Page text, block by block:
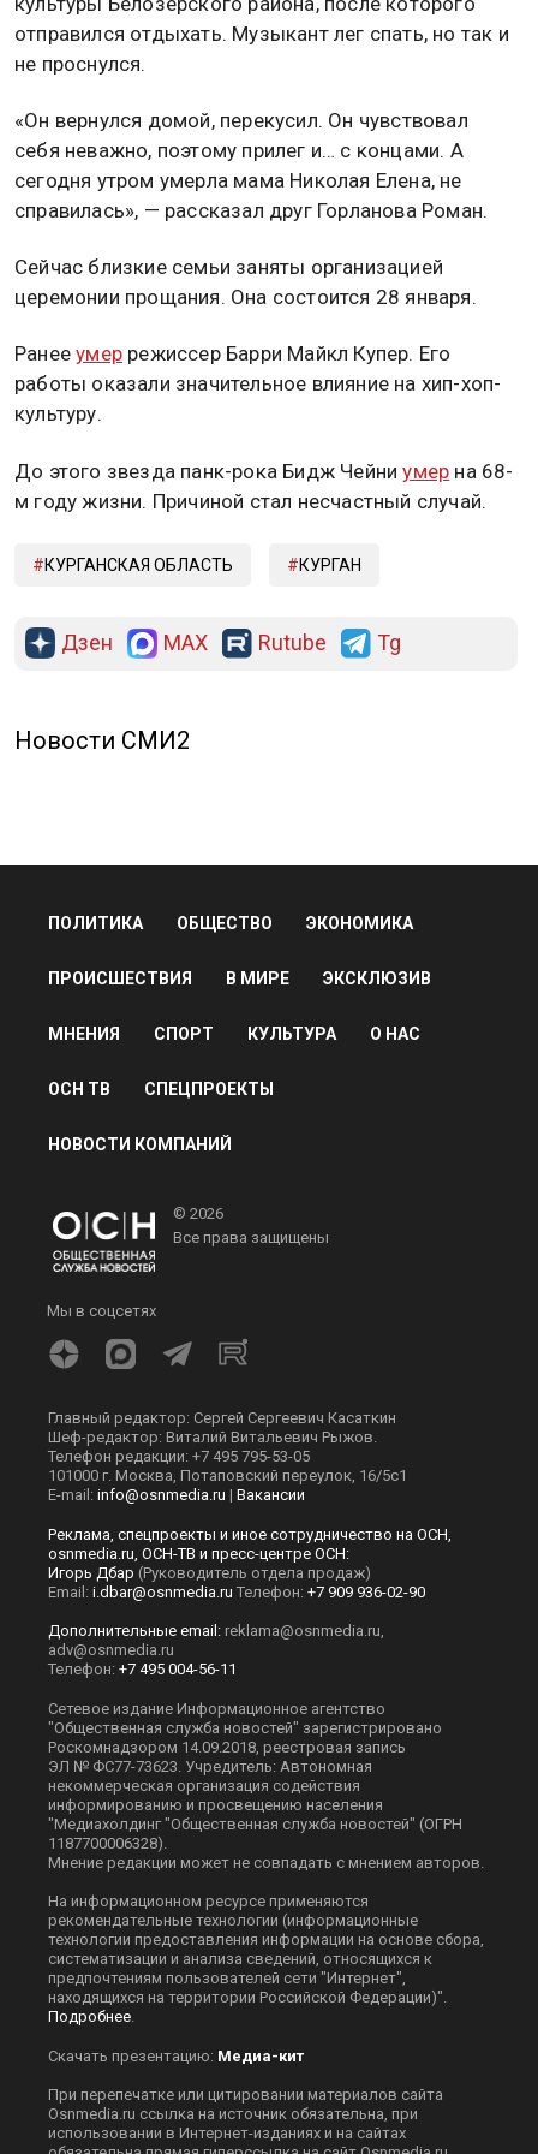
отправился отдыхать. Музыкант лег спать, но так и
не проснулся.
«Он вернулся домой, перекусил. Он чувствовал
себя неважно, поэтому прилег и… с концами. А
сегодня утром умерла мама Николая Елена, не
справилась», — рассказал друг Горланова Роман.
Сейчас близкие семьи заняты организацией
церемонии прощания. Она состоится 28 января.
Ранееумер режиссер Барри Майкл Купер. Его
работы оказали значительное влияние на хип-хоп-
культуру.
До этого звезда панк-рока Бидж Чейниумер на 68-
м году жизни. Причиной стал несчастный случай.
КУРГАНСКАЯ ОБЛАСТЬ КУРГАН
Дзен MAX Rutube Tg
Новости СМИ2
ПОЛИТИКА ОБЩЕСТВО ЭКОНОМИКА
ПРОИСШЕСТВИЯ В МИРЕ ЭКСКЛЮЗИВ
МНЕНИЯ СПОРТ КУЛЬТУРА О НАС
ОСН ТВ СПЕЦПРОЕКТЫ
НОВОСТИ КОМПАНИЙ
© 2026
Все права защищены
Мы в соцсетях
Главный редактор: Сергей Сергеевич Касаткин
Шеф-редактор: Виталий Витальевич Рыжов.
Телефон редакции: +7 495 795-53-05
101000 г. Москва, Потаповский переулок, 16/5с1
E-mail: info@osnmedia.ru | Вакансии
Реклама, спецпроекты и иное сотрудничество на ОСН,
osnmedia.ru, ОСН-ТВ и пресс-центре ОСН:
Игорь Дбар (Руководитель отдела продаж)
Email: i.dbar@osnmedia.ru Телефон: +7 909 936-02-90
Дополнительные email: reklama@osnmedia.ru
adv@osnmedia.ru
Телефон: +7 495 004-56-11
Сетевое издание Информационное агентство
"Общественная служба новостей" зарегистрировано
Роскомнадзором 14.09.2018, реестровая запись
ЭЛ № ФС77-73623. Учредитель: Автономная
некоммерческая организация содействия
информированию и просвещению населения
"Медиахолдинг "Общественная служба новостей" (ОГРН
1187700006328).
Мнение редакции может не совпадать с мнением авторов.
На информационном ресурсе применяются
рекомендательные технологии (информационные
технологии предоставления информации на основе сбора,
систематизации и анализа сведений, относящихся к
предпочтениям пользователей сети "Интернет",
находящихся на территории Российской Федерации)".
Подробнее
Скачать презентацию: Медиа-кит
При перепечатке или цитировании материалов сайта
Оsnmedia.ru ссылка на источник обязательна, при
использовании в Интернет-изданиях и на сайтах